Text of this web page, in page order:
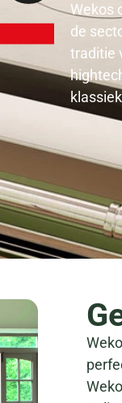
Wekos
de
traditie